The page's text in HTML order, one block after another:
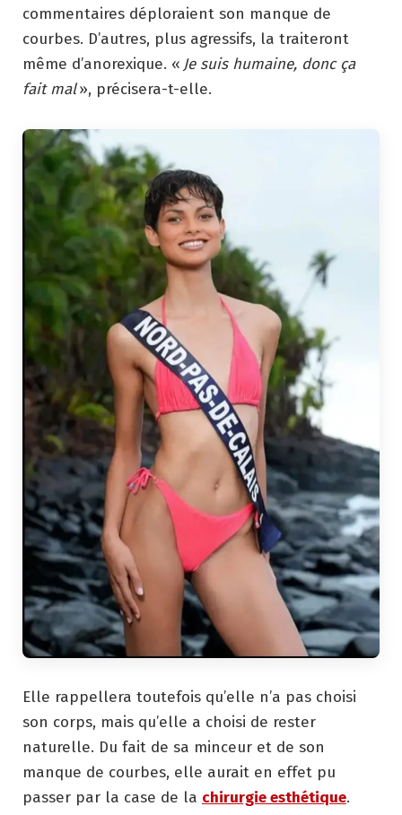
commentaires déploraient son manque de
courbes. D’autres, plus agressifs, la traiteront
même d’anorexique. « Je suis humaine, donc ça
fait mal», précisera-t-elle.
Elle rappellera toutefois qu’elle n’a pas choisi
son corps, mais qu’elle a choisi de rester
naturelle. Du fait de sa minceur et de son
manque de courbes, elle aurait en effet pu
passer par la case de la chirurgie esthétique.